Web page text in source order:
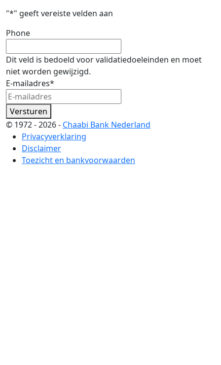
"*" geeft vereiste velden aan
Phone
Dit veld is bedoeld voor validatiedoeleinden en moet
niet worden gewijzigd.
E-mailadres*
Versturen
© 1972 - 2026 - Chaabi Bank Nederland
Privacyverklaring
Disclaimer
Toezicht en bankvoorwaarden